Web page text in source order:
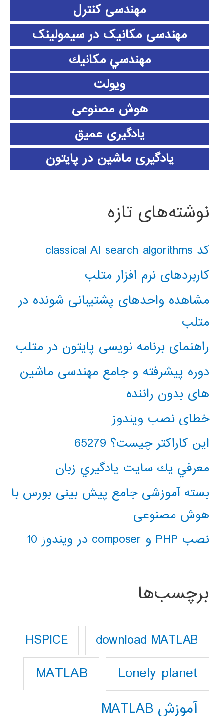
مهندسی کنترل
مهندسی مکانیک در سیمولینک
مهندسي مكانيك
ویولت
هوش مصنوعی
یادگیری عمیق
یادگیری ماشین در پایتون
نوشته‌های تازه
کد classical AI search algorithms
کاربردهای نرم افزار متلب
مشاهده واحدهای پشتیبانی شونده در
متلب
راهنمای برنامه نویسی پایتون در متلب
دوره پیشرفته و جامع مهندسی ماشین
های بدون راننده
خطای نصب ویندوز
این کاراکتر چیست؟ 65279
معرفي يك سايت يادگيري زبان
بسته آموزشی جامع پیش بینی بورس با
هوش مصنوعی
نصب PHP و composer در ویندوز 10
برچسب‌ها
download MATLAB
HSPICE
Lonely planet
MATLAB
آموزش MATLAB